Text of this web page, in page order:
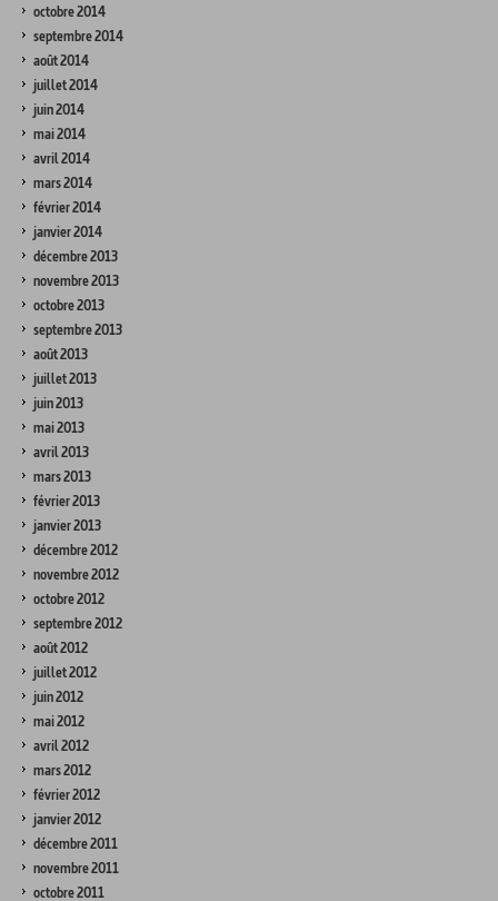
octobre 2014
septembre 2014
août 2014
juillet 2014
juin 2014
mai 2014
avril 2014
mars 2014
février 2014
janvier 2014
décembre 2013
novembre 2013
octobre 2013
septembre 2013
août 2013
juillet 2013
juin 2013
mai 2013
avril 2013
mars 2013
février 2013
janvier 2013
décembre 2012
novembre 2012
octobre 2012
septembre 2012
août 2012
juillet 2012
juin 2012
mai 2012
avril 2012
mars 2012
février 2012
janvier 2012
décembre 2011
novembre 2011
octobre 2011